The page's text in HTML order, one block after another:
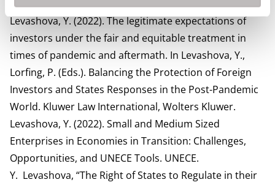
Wolters Kluwer.
Levashova, Y. (2022). The legitimate expectations of
investors under the fair and equitable treatment in
times of pandemic and aftermath. In Levashova, Y.,
Lorfing, P. (Eds.). Balancing the Protection of Foreign
Investors and States Responses in the Post-Pandemic
World. Kluwer Law International, Wolters Kluwer.
Levashova, Y. (2022). Small and Medium Sized
Enterprises in Economies in Transition: Challenges,
Opportunities, and UNECE Tools. UNECE.
Y. Levashova, “The Right of States to Regulate in their